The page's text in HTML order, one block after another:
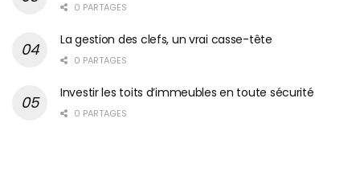
0 PARTAGES
La gestion des clefs, un vrai casse-tête
0 PARTAGES
Investir les toits d’immeubles en toute sécurité
0 PARTAGES